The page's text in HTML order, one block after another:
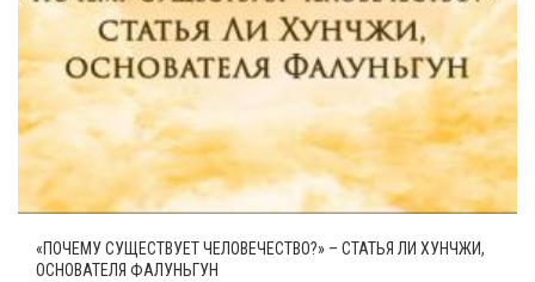
«ПОЧЕМУ СУЩЕСТВУЕТ ЧЕЛОВЕЧЕСТВО?» – СТАТЬЯ ЛИ ХУНЧЖИ,
ОСНОВАТЕЛЯ ФАЛУНЬГУН